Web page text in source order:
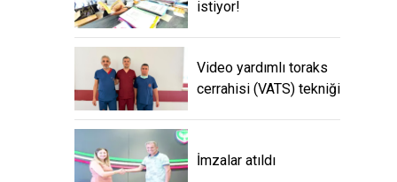
istiyor!
Video yardımlı toraks
cerrahisi (VATS) tekniği
İmzalar atıldı